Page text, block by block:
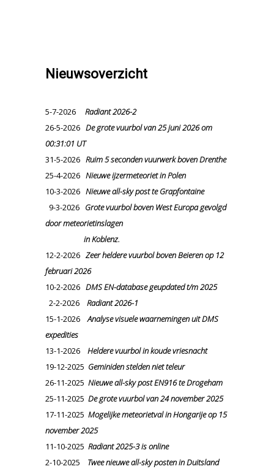
Nieuwsoverzicht
5-7-2026 Radiant 2026-2
26-5-2026 De grote vuurbol van 25 juni 2026 om
00:31:01 UT
31-5-2026 Ruim 5 seconden vuurwerk boven Drenthe
25-4-2026 Nieuwe ijzermeteoriet in Polen
10-3-2026 Nieuwe all-sky post te Grapfontaine
9-3-2026 Grote vuurbol boven West Europa gevolgd
door meteorietinslagen
in Koblenz.
12-2-2026 Zeer heldere vuurbol boven Beieren op 12
februari 2026
10-2-2026 DMS EN-database geupdated t/m 2025
2-2-2026 Radiant 2026-1
15-1-2026
Analyse visuele waarnemingen uit DMS
expedities
13-1-2026 Heldere vuurbol in koude vriesnacht
19-12-2025 Geminiden stelden niet teleur
26-11-2025 Nieuwe all-sky post EN916 te Drogeham
25-11-2025 De grote vuurbol van 24 november 2025
17-11-2025 Mogelijke meteorietval in Hongarije op 15
november 2025
11-10-2025 Radiant 2025-3 is online
2-10-2025 Twee nieuwe all-sky posten in Duitsland